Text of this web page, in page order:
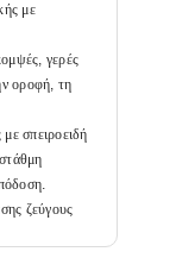
με
γερές
οροφή, τη
σπειροειδή
ζεύγους